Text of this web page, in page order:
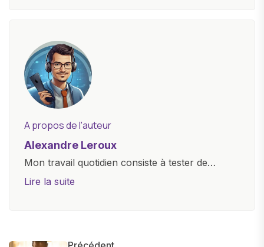
A propos de l'auteur
Alexandre Leroux
Mon travail quotidien consiste à tester de
nouveaux appareils, à rédiger des critiques
Lire la suite